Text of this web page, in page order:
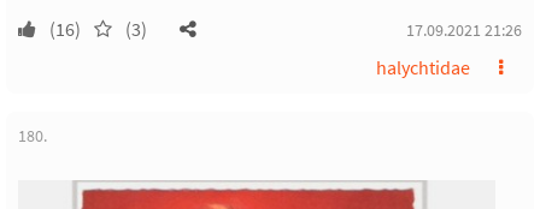
(16) (3) 17.09.2021 21:26
halychtidae
180.